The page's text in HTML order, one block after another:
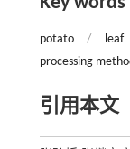
potato / leaf
processing
引用本文